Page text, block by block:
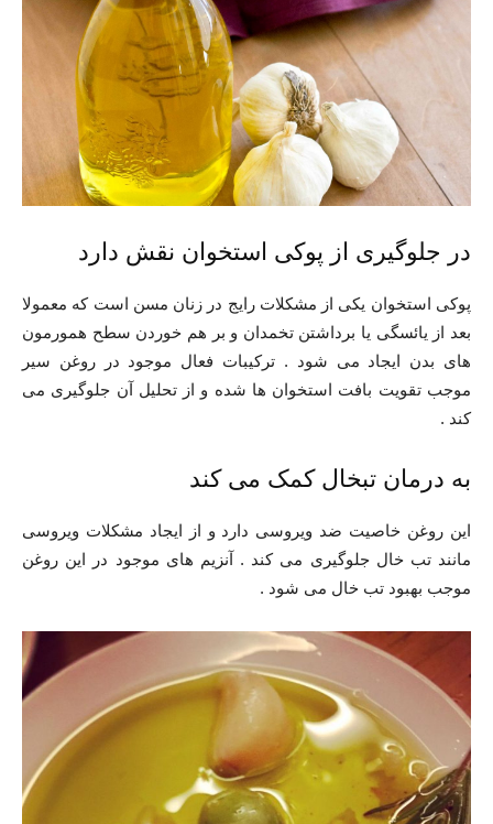
در جلوگیری از پوکی استخوان نقش دارد
پوکی استخوان یکی از مشکلات رایج در زنان مسن است که معمولا
بعد از یائسگی یا برداشتن تخمدان و بر هم خوردن سطح همورمون
های بدن ایجاد می شود . ترکیبات فعال موجود در روغن سیر
موجب تقویت بافت استخوان ها شده و از تحلیل آن جلوگیری می
کند .
به درمان تبخال کمک می کند
این روغن خاصیت ضد ویروسی دارد و از ایجاد مشکلات ویروسی
مانند تب خال جلوگیری می کند . آنزیم های موجود در این روغن
موجب بهبود تب خال می شود .